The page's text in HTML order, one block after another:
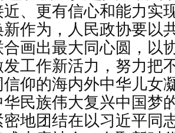
、更有信心和能力实
新作为，人民政协要以
合画出最大同心圆，以
工作新活力，努力把
信仰的海内外中华儿女
民族伟大复兴中国梦
地团结在以习近平同